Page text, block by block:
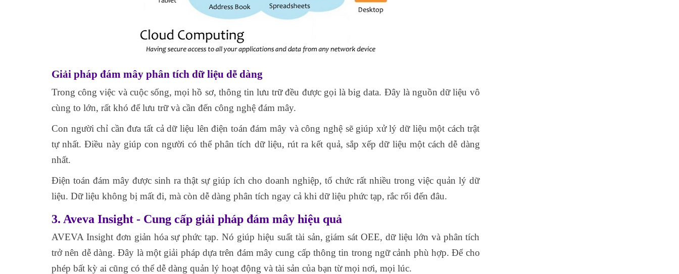
Giải pháp đám mây phân tích dữ liệu dễ dàng
Trong công việc và cuộc sống, mọi hồ sơ, thông tin lưu trữ đều được gọi là big data. Đây là nguồn dữ liệu vô
cùng to lớn, rất khó để lưu trữ và cần đến công nghệ đám mây.
Con người chỉ cần đưa tất cả dữ liệu lên điện toán đám mây và công nghệ sẽ giúp xử lý dữ liệu một cách trật
tự nhất. Điều này giúp con người có thể phân tích dữ liệu, rút ra kết quả, sắp xếp dữ liệu một cách dễ dàng
nhất.
Điện toán đám mây được sinh ra thật sự giúp ích cho doanh nghiệp, tổ chức rất nhiều trong việc quản lý dữ
liệu. Dữ liệu không bị mất đi, mà còn dễ dàng phân tích ngay cả khi dữ liệu phức tạp, rắc rối đến đâu.
3. Aveva Insight - Cung cấp giải pháp đám mây hiệu quả
AVEVA Insight đơn giản hóa sự phức tạp. Nó giúp hiệu suất tài sản, giám sát OEE, dữ liệu lớn và phân tích
trở nên dễ dàng. Đây là một giải pháp dựa trên đám mây cung cấp thông tin trong ngữ cảnh phù hợp. Để cho
phép bất kỳ ai cũng có thể dễ dàng quản lý hoạt động và tài sản của bạn từ mọi nơi, mọi lúc.